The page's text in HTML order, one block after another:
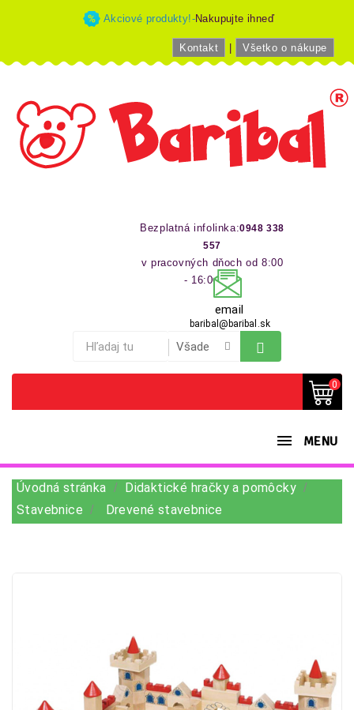
Akciové produkty!-Nakupujte ihneď
Kontakt Všetko o nákupe
Bezplatná infolinka:0948 338
557
v pracovných dňoch od 8:00
- 16:00 hod
email
baribal@baribal.sk
0
MENU
Úvodná stránka
Didaktické hračky a pomôcky
Stavebnice
Drevené stavebnice